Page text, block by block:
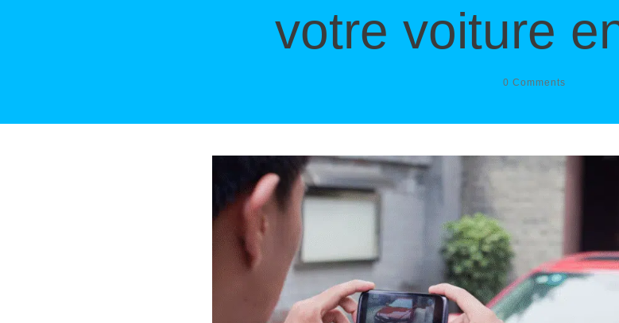
votre voiture
0 Comments